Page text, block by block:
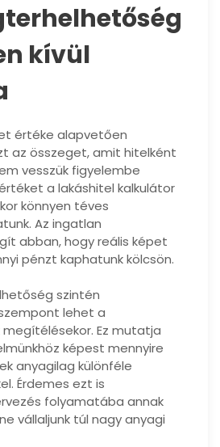
kívül
értéke alapvetően
az összeget, amit hitelként
vesszük figyelembe
a lakáshitel kalkulátor
könnyen téves
Az ingatlan
abban, hogy reális képet
pénzt kaphatunk kölcsön.
szintén
lehet a
Ez mutatja
képest mennyire
anyagilag különféle
Érdemes ezt is
folyamatába annak
vállaljunk túl nagy anyagi